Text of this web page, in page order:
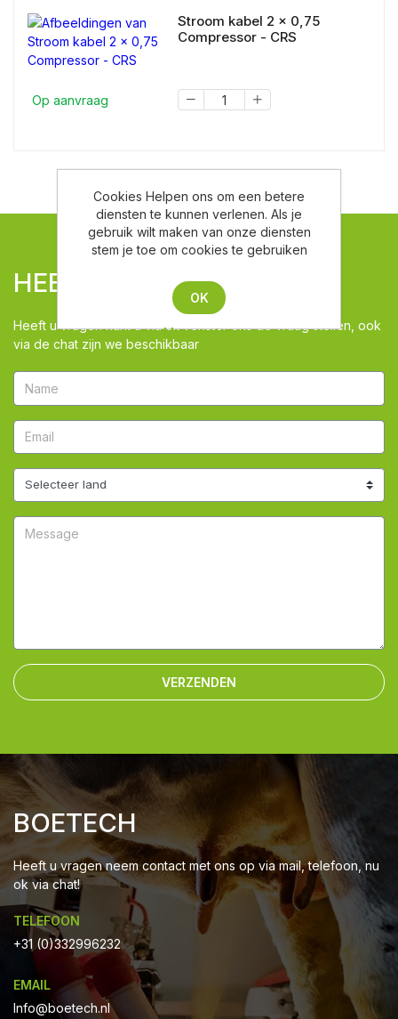
Op aanvraag
Stroom kabel 2 x 0,75
Compressor - CRS
HEEFT U VRAGEN
Heeft u vragen kunt u via dit venster ons de vraag stellen, ook
via de chat zijn we beschikbaar
VERZENDEN
BOETECH
Heeft u vragen neem contact met ons op via mail, telefoon, nu
ok via chat!
TELEFOON
+31 (0)332996232
EMAIL
Info@boetech.nl
Cookies Helpen ons om een betere
diensten te kunnen verlenen. Als je
gebruik wilt maken van onze diensten
stem je toe om cookies te gebruiken
OK
Meer weten